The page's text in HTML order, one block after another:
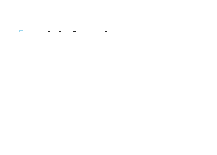
Article favori